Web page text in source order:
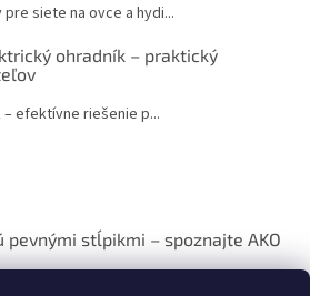
siete na ovce a hydi...
ohradník – praktický
efektívne riešenie p...
stĺpikmi – spoznajte AKO